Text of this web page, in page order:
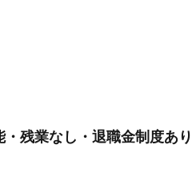
残業なし・退職金制度あ